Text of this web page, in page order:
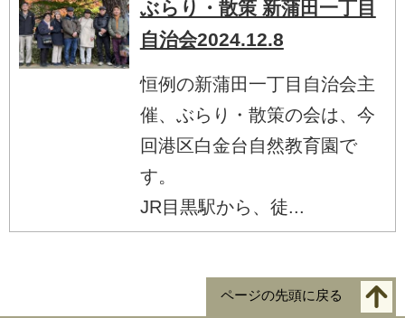
ぶらり・散策 新蒲田一丁目
自治会2024.12.8
恒例の新蒲田一丁目自治会主
催、ぶらり・散策の会は、今
回港区白金台自然教育園で
す。
JR目黒駅から、徒...
ページの先頭に戻る